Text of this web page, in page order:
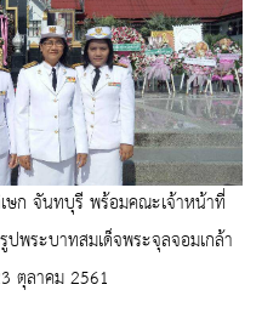
ษก จันทบุรี พร้อมคณะเจ้าหน้าที่
พระบาทสมเด็จพระจุลจอมเกล้า
ตุลาคม 2561